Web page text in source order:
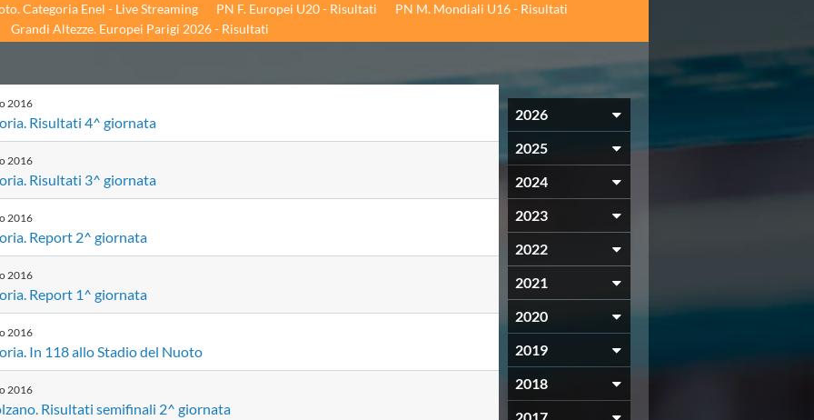
Categoria Enel - Live Streaming PN F. Europei U20 - Risultati
PN M. Mondiali U16 - Risultati
Grandi Altezze. Europei Parigi 2026 - Risultati
2016
Risultati 4^ giornata
2016
Risultati 3^ giornata
2016
Report 2^ giornata
2016
Report 1^ giornata
2016
In 118 allo Stadio del Nuoto
2016
Risultati semifinali 2^ giornata
2026
2025
2024
2023
2022
2021
2020
2019
2018